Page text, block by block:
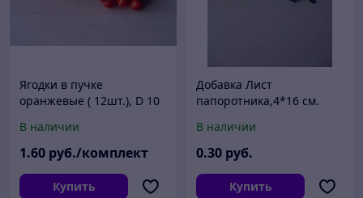
Ягодки в пучке
оранжевые ( 12шт.), D 10
В наличии
1.60 руб./комплект
Купить
Добавка Лист
папоротника,4*16 см.
В наличии
0.30 руб.
Купить